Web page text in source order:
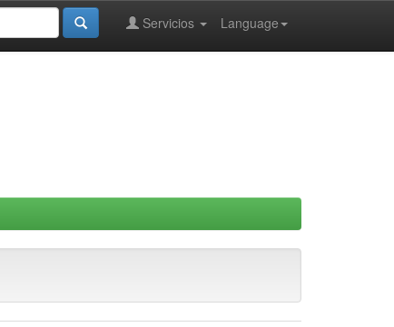
Language
Servicios